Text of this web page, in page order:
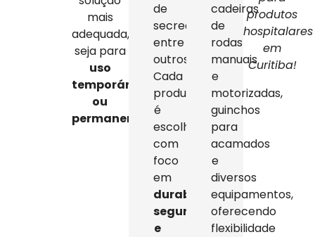
mais
adequada,
seja para
uso
temporário
ou
permanente
de
secreção,
entre
outros.
Cada
produto
é
escolhido
com
foco
em
durabilidade,
segurança
e
cadeiras
de
rodas
manuais
e
motorizadas,
guinchos
para
acamados
e
diversos
equipamentos,
oferecendo
flexibilidade
produtos
hospitalares
em
Curitiba!